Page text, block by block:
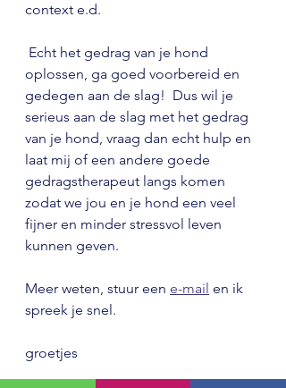
context e.d.
oplossen, ga goed voorbereid en
gedegen aan de slag!  Dus wil je
serieus aan de slag met het gedrag
van je hond, vraag dan echt hulp en
laat mij of een andere goede
gedragstherapeut langs komen
zodat we jou en je hond een veel
fijner en minder stressvol leven
kunnen geven.
Meer weten, stuur een e-mail en ik
spreek je snel.
groetjes